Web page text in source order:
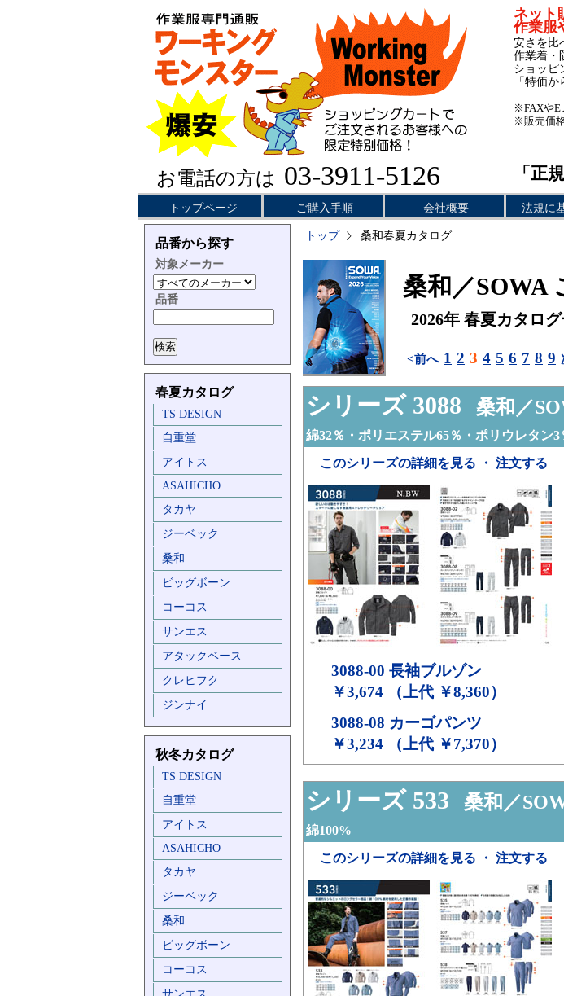
お電話の方は 03-3911-5126
ネット
作業服
安さを比
作業着・
ショッピ
「特価
※FAXやE
※販売価
「正
トップページ ご購入手順 会社概要 法規に
品番から探す
対象メーカー
品番
春夏カタログ
TS DESIGN
自重堂
アイトス
ASAHICHO
タカヤ
ジーベック
桑和
ビッグボーン
コーコス
サンエス
アタックベース
クレヒフク
ジンナイ
秋冬カタログ
TS DESIGN
自重堂
アイトス
ASAHICHO
タカヤ
ジーベック
桑和
ビッグボーン
コーコス
トップ 桑和春夏カタログ
桑和／SOWA
2026年 春夏カタログ
<前へ 1 2 3 4 5 6 7 8 9
シリーズ 3088 桑和／
綿32％・ポリエステル65％・ポリウレタン3
このシリーズの詳細を見る ・ 注文する
3088-00 長袖ブルゾン
￥3,674 （上代 ￥8,360）
3088-08 カーゴパンツ
￥3,234 （上代 ￥7,370）
シリーズ 533 桑和／
綿100%
このシリーズの詳細を見る ・ 注文する